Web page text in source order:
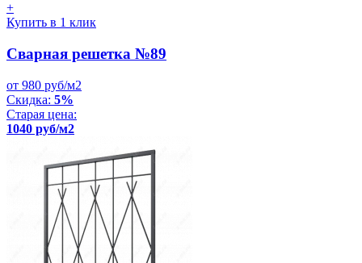
+
Купить в 1 клик
Сварная решетка №89
от 980 руб/м2
Скидка: 5%
Старая цена:
1040 руб/м2